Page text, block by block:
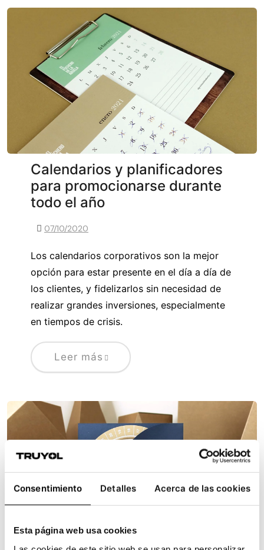
Consentimiento Detalles Acerca de las cookies
Esta página web usa cookies
Calendarios y planificadores
para promocionarse durante
todo el año
07/10/2020
Los calendarios corporativos son la mejor
opción para estar presente en el día a día de
los clientes, y fidelizarlos sin necesidad de
realizar grandes inversiones, especialmente
en tiempos de crisis.
Leer más